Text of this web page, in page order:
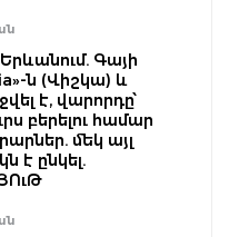
Գայի
ն (Վիշկա) և
է, վարորդը՝
բերելու համար
մեկ այլ
է ընկել.